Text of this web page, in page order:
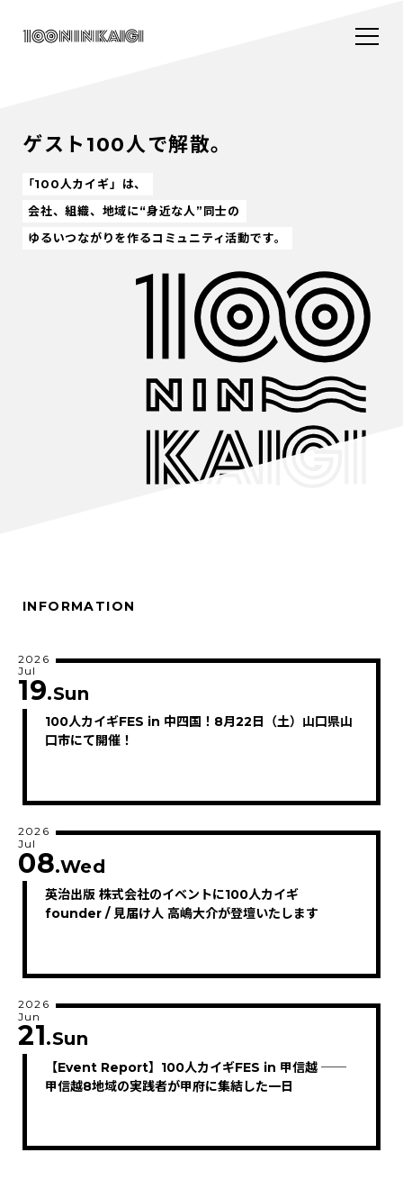
ゲスト100人で解散。
「100人カイギ」は、
会社、組織、地域に“身近な人”同士の
ゆるいつながりを作るコミュニティ活動です。
INFORMATION
100人カイギFES in 中四国！8月22日（土）山口県山
口市にて開催！
2026
Jul
19.Sun
英治出版 株式会社のイベントに100人カイギ
founder / 見届け人 高嶋大介が登壇いたします
2026
Jul
08.Wed
【Event Report】100人カイギFES in 甲信越 ──
甲信越8地域の実践者が甲府に集結した一日
2026
Jun
21.Sun